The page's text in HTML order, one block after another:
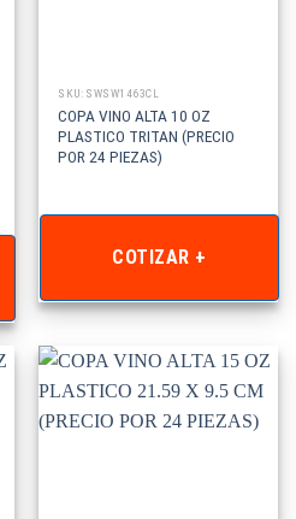
SKU: SWSW1463CL
COPA VINO ALTA 10 OZ
PLASTICO TRITAN (PRECIO
POR 24 PIEZAS)
COTIZAR +